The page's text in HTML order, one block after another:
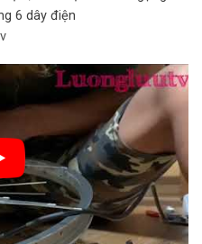
6 dây điện